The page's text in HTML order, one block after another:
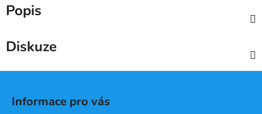
Popis
Diskuze
Informace pro vás